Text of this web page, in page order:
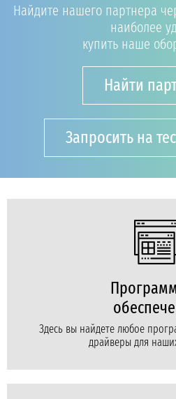
Найдите нашего партнера
наиболее
купить наше
Найти
Запросить на
Здесь вы найдете любое
драйверы для